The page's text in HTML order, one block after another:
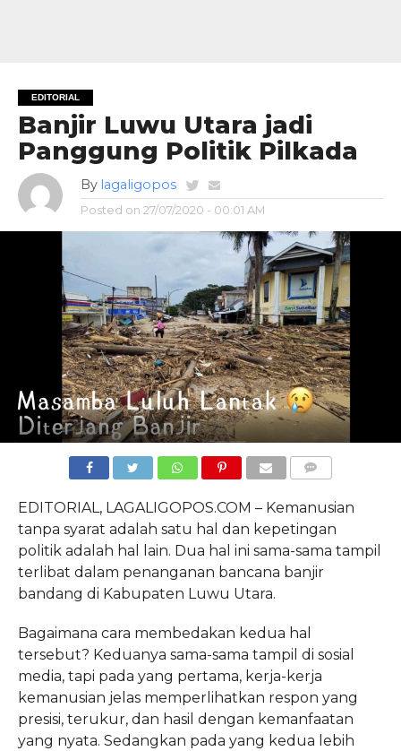
EDITORIAL
Banjir Luwu Utara jadi
Panggung Politik Pilkada
By lagaligopos
Posted on 27/07/2020 - 00:01 AM
EDITORIAL, LAGALIGOPOS.COM – Kemanusian
tanpa syarat adalah satu hal dan kepetingan
politik adalah hal lain. Dua hal ini sama-sama tampil
terlibat dalam penanganan bancana banjir
bandang di Kabupaten Luwu Utara.
Bagaimana cara membedakan kedua hal
tersebut? Keduanya sama-sama tampil di sosial
media, tapi pada yang pertama, kerja-kerja
kemanusian jelas memperlihatkan respon yang
presisi, terukur, dan hasil dengan kemanfaatan
yang nyata. Sedangkan pada yang kedua lebih